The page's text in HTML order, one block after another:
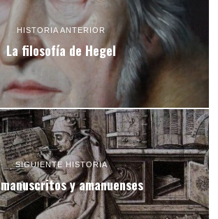
HISTORIA ANTERIOR
La filosofía de Hegel
SIGUIENTE HISTORIA
y amanuenses